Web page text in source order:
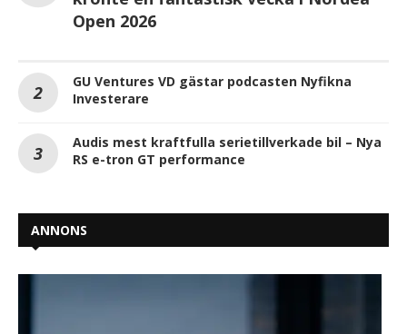
Open 2026
GU Ventures VD gästar podcasten Nyfikna
Investerare
Audis mest kraftfulla serietillverkade bil – Nya
RS e-tron GT performance
ANNONS